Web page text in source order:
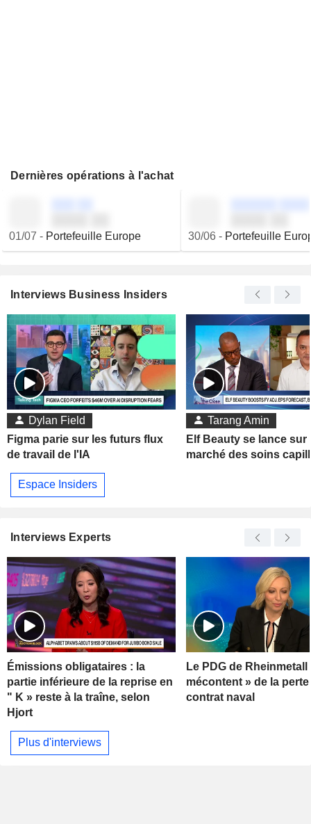
Dernières opérations à l'achat
01/07 - Portefeuille Europe 30/06- Portefeuille
Interviews Business Insiders
Dylan Field
Figma parie sur les futurs flux
de travail de l'IA
Tarang Amin
Elf Beauty se lance sur
marché des soins
Espace Insiders
Interviews Experts
Émissions obligataires : la
partie inférieure de la reprise en
" K » reste à la traîne, selon
Hjort
Le PDG de
mécontent » de la
contrat naval
Plus d'interviews